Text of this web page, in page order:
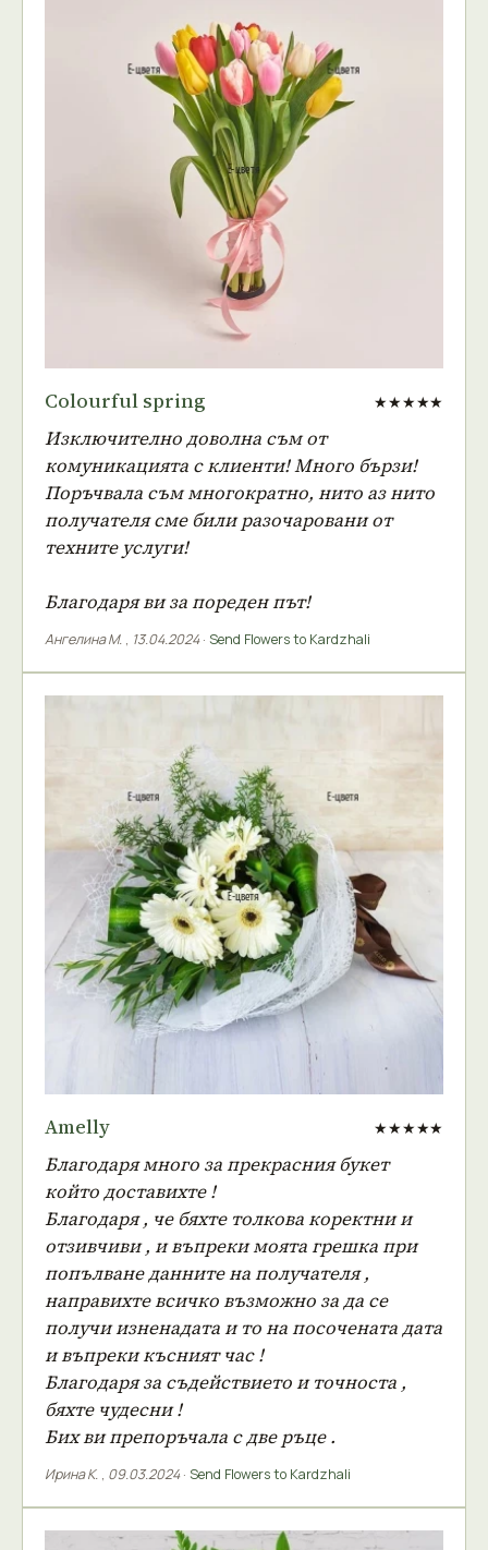
Colourful spring ★★★★★
Изключително доволна съм от
комуникацията с клиенти! Много бързи!
Поръчвала съм многократно, нито аз нито
получателя сме били разочаровани от
техните услуги!
Благодаря ви за пореден път!
Ангелина М. , 13.04.2024· Send Flowers to Kardzhali
Amelly ★★★★★
Благодаря много за прекрасния букет
който доставихте !
Благодаря , че бяхте толкова коректни и
отзивчиви , и въпреки моята грешка при
попълване данните на получателя ,
направихте всичко възможно за да се
получи изненадата и то на посочената дата
и въпреки късният час !
Благодаря за съдействието и точноста ,
бяхте чудесни !
Бих ви препоръчала с две ръце .
Ирина К. , 09.03.2024· Send Flowers to Kardzhali